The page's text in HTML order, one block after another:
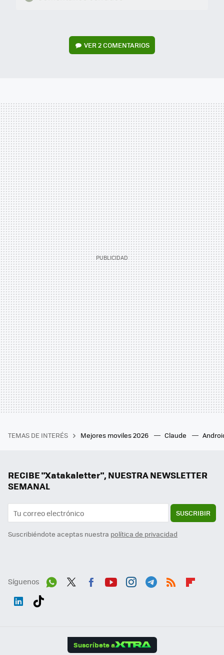
VER2 COMENTARIOS
TEMAS DE INTERÉS Mejores moviles 2026 Claude
RECIBE "Xatakaletter", NUESTRA NEWSLETTER
SEMANAL
SUSCRIBIR
Suscribiéndote aceptas nuestra política de privacidad
Síguenos
Suscríbete a